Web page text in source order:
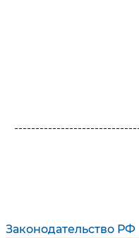
Законодательство РФ